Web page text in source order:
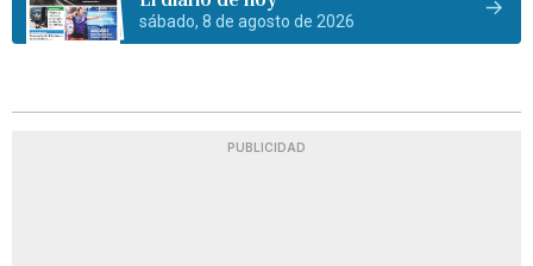
sábado, 8 de agosto de 2026
PUBLICIDAD